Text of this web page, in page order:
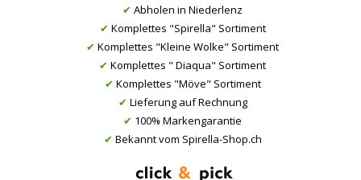
✔ Abholen in Niederlenz
✔ Komplettes "Spirella" Sortiment
✔ Komplettes "Kleine Wolke" Sortiment
✔ Komplettes " Diaqua" Sortiment
✔ Komplettes "Möve" Sortiment
✔ Lieferung auf Rechnung
✔ 100% Markengarantie
✔ Bekannt vom Spirella-Shop.ch